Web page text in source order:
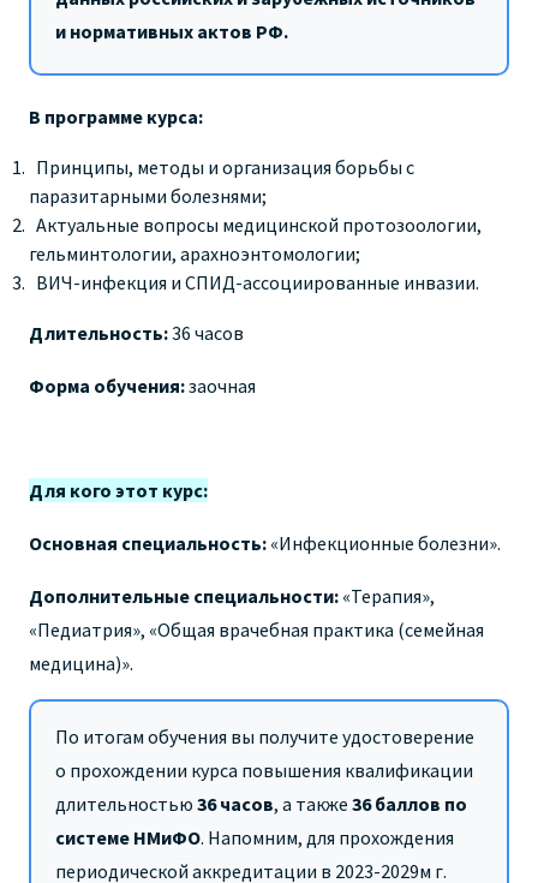
и нормативных актов РФ.
В программе курса:
Принципы, методы и организация борьбы с
паразитарными болезнями;
Актуальные вопросы медицинской протозоологии,
гельминтологии, арахноэнтомологии;
ВИЧ-инфекция и СПИД-ассоциированные инвазии.
Длительность:36 часов
Форма обучения:заочная
Для кого этот курс:
Основная специальность: «Инфекционные болезни».
Дополнительные специальности: «Терапия»,
«Педиатрия», «Общая врачебная практика (семейная
медицина)».
По итогам обучения вы получите удостоверение
о прохождении курса повышения квалификации
длительностью 36 часов, а также 36 баллов по
системе НМиФО. Напомним, для прохождения
периодической аккредитации в 2023-2029м г.